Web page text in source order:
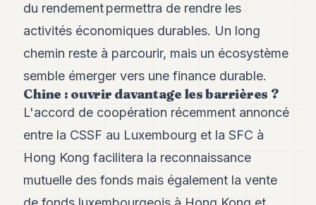
du rendement permettra de rendre les
activités économiques durables. Un long
chemin reste à parcourir, mais un écosystème
semble émerger vers une finance durable.
Chine : ouvrir davantage les barrières ?
L'accord de coopération récemment annoncé
entre la CSSF au Luxembourg et la SFC à
Hong Kong facilitera la reconnaissance
mutuelle des fonds mais également la vente